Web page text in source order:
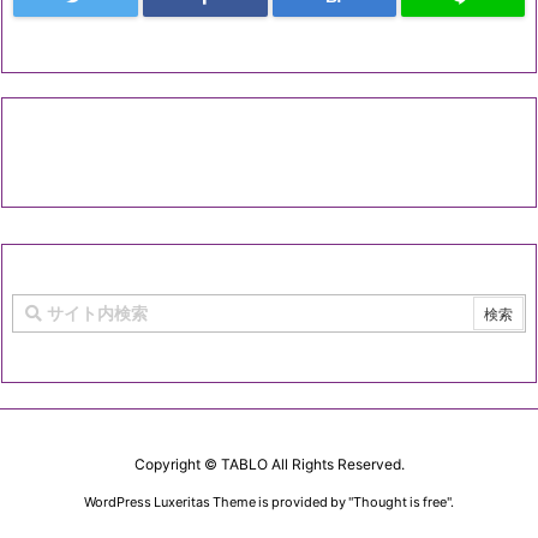
Copyright © TABLOAll Rights Reserved.
WordPress Luxeritas Theme is provided by "Thought is free".